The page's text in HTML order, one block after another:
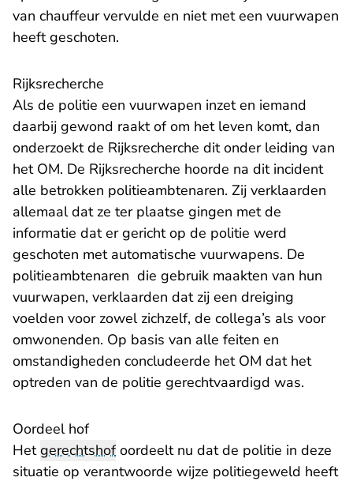
van chauffeur vervulde en niet met een vuurwapen
heeft geschoten.
Rijksrecherche
Als de politie een vuurwapen inzet en iemand
daarbij gewond raakt of om het leven komt, dan
onderzoekt de Rijksrecherche dit onder leiding van
het OM. De Rijksrecherche hoorde na dit incident
alle betrokken politieambtenaren. Zij verklaarden
allemaal dat ze ter plaatse gingen met de
informatie dat er gericht op de politie werd
geschoten met automatische vuurwapens. De
politieambtenaren die gebruik maakten van hun
vuurwapen, verklaarden dat zij een dreiging
voelden voor zowel zichzelf, de collega’s als voor
omwonenden. Op basis van alle feiten en
omstandigheden concludeerde het OM dat het
optreden van de politie gerechtvaardigd was.
Oordeel hof
Hetgerechtshofoordeelt nu dat de politie in deze
situatie op verantwoorde wijze politiegeweld heeft